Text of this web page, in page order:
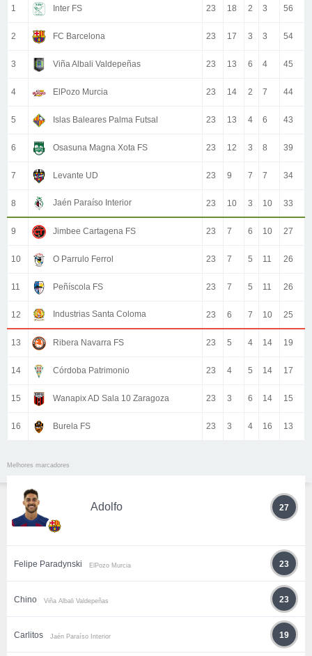
1 Inter FS 23 18 2 3 56
2 FC Barcelona 23 17 3 3 54
3 Viña Albali Valdepeñas 23 13 6 4 45
4 ElPozo Murcia 23 14 2 7 44
5 Islas Baleares Palma Futsal 23 13 4 6 43
6 Osasuna Magna Xota FS 23 12 3 8 39
7 Levante UD 23 9 7 7 34
8 Jaén Paraíso Interior 23 10 3 10 33
9 Jimbee Cartagena FS 23 7 6 10 27
10 O Parrulo Ferrol 23 7 5 11 26
11 Peñíscola FS 23 7 5 11 26
12 Industrias Santa Coloma 23 6 7 10 25
13 Ribera Navarra FS 23 5 4 14 19
14 Córdoba Patrimonio 23 4 5 14 17
15 Wanapix AD Sala 10 Zaragoza 23 3 6 14 15
16 Burela FS 23 3 4 16 13
Melhores marcadores
Adolfo 27
Felipe Paradynski ElPozo Murcia 23
Chino Viña Albali Valdepeñas 23
Carlitos Jaén Paraíso Interior 19